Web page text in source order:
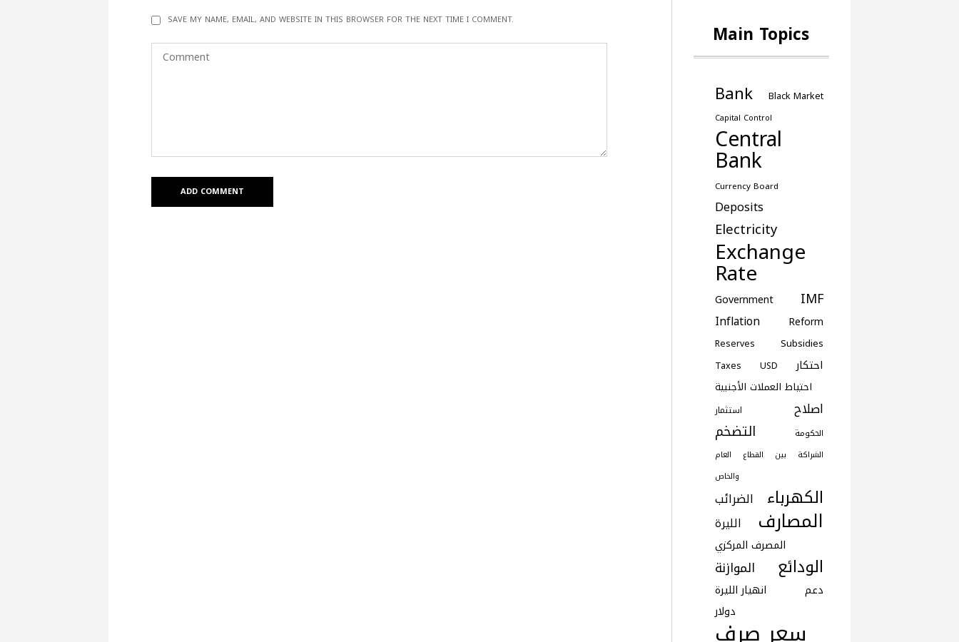
SAVE MY NAME, EMAIL, AND WEBSITE IN THIS BROWSER FOR THE NEXT TIME I COMMENT. Main Topics
Bank Black Market
Capital Control
Central
Bank
Currency Board
Deposits
Electricity
Exchange
Rate
Government IMF
Inflation Reform
Reserves Subsidies
Taxes USD احتكار
احتياط العملات الأجنبية
استثمار اصلاح
التضخم
الحكومة
الشراكة بين القطاع العام
والخاص
الضرائب الكهرباء
الليرة المصارف
المصرف المركزي
الموازنة الودائع
انهيار الليرة
دعم
دولار
سعر صرف